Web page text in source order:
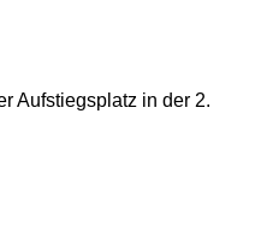
Aufstiegsplatz in der 2.